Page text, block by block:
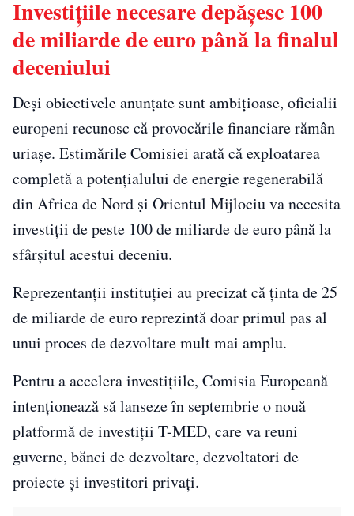
Investițiile necesare depășesc 100
de miliarde de euro până la finalul
deceniului
Deși obiectivele anunțate sunt ambițioase, oficialii
europeni recunosc că provocările financiare rămân
uriașe. Estimările Comisiei arată că exploatarea
completă a potențialului de energie regenerabilă
din Africa de Nord și Orientul Mijlociu va necesita
investiții de peste 100 de miliarde de euro până la
sfârșitul acestui deceniu.
Reprezentanții instituției au precizat că ținta de 25
de miliarde de euro reprezintă doar primul pas al
unui proces de dezvoltare mult mai amplu.
Pentru a accelera investițiile, Comisia Europeană
intenționează să lanseze în septembrie o nouă
platformă de investiții T-MED, care va reuni
guverne, bănci de dezvoltare, dezvoltatori de
proiecte și investitori privați.